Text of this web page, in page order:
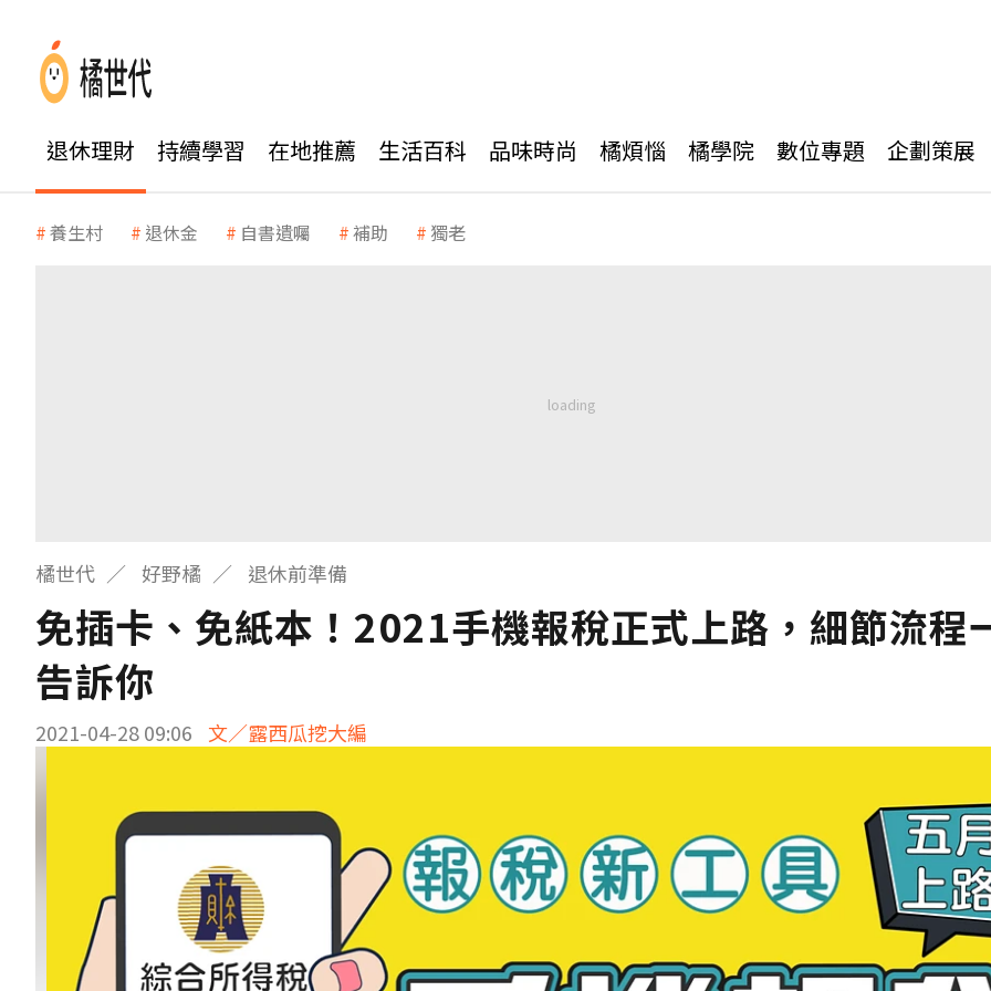
退休理財 持續學習 在地推薦 生活百科 品味時尚 橘煩惱 橘學院 數位專題 企劃策展
養生村 退休金 自書遺囑 補助 獨老
橘世代 好野橘 退休前準備
免插卡、免紙本！2021手機報稅正式上路，細節流程
告訴你
2021-04-28 09:06 文／露西瓜挖大編